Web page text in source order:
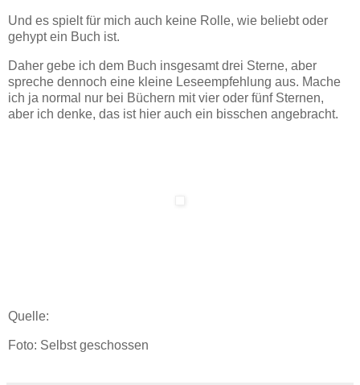
Und es spielt für mich auch keine Rolle, wie beliebt oder
gehypt ein Buch ist.
Daher gebe ich dem Buch insgesamt drei Sterne, aber
spreche dennoch eine kleine Leseempfehlung aus. Mache
ich ja normal nur bei Büchern mit vier oder fünf Sternen,
aber ich denke, das ist hier auch ein bisschen angebracht.
Quelle:
Foto: Selbst geschossen